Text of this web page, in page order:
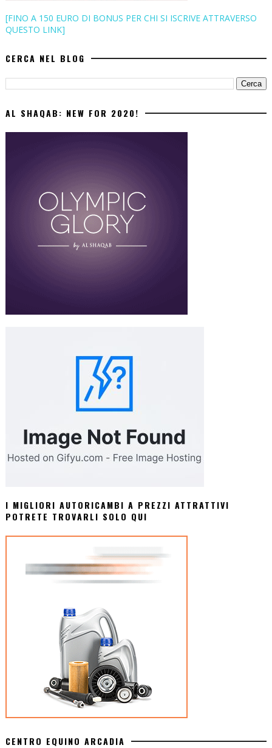
[FINO A 150 EURO DI BONUS PER CHI SI ISCRIVE ATTRAVERSO
QUESTO LINK]
CERCA NEL BLOG
AL SHAQAB: NEW FOR 2020!
I MIGLIORI AUTORICAMBI A PREZZI ATTRATTIVI
POTRETE TROVARLI SOLO QUI
CENTRO EQUINO ARCADIA